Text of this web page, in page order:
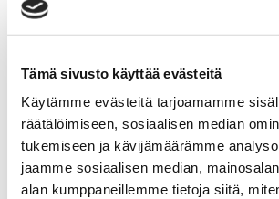
Tämä sivusto käyttää evästeitä
Käytämme evästeitä tarjoamamme
räätälöimiseen, sosiaalisen median
tukemiseen ja kävijämäärämme
jaamme sosiaalisen median,
alan kumppaneillemme tietoja siitä,
TANJA HEINONEN
Yrittäjä, kiinteistönvälittäjä LKV, KiAT
Sp-Koti Jämsä Kipinä |